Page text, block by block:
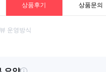
상품후기 상품문의